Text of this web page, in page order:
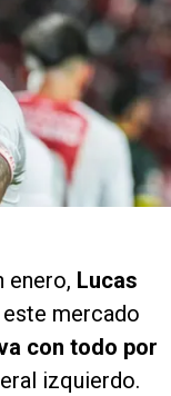
enero, Lucas
mercado
con todo por
izquierdo.